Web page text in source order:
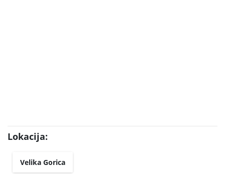
Lokacija:
Velika Gorica